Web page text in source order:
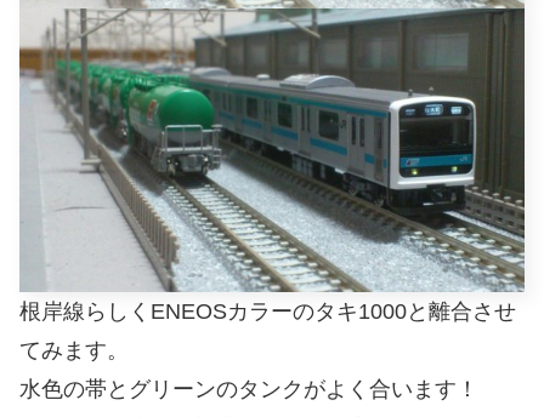
根岸線らしくENEOSカラーのタキ1000と離合させ
てみます。
水色の帯とグリーンのタンクがよく合います！